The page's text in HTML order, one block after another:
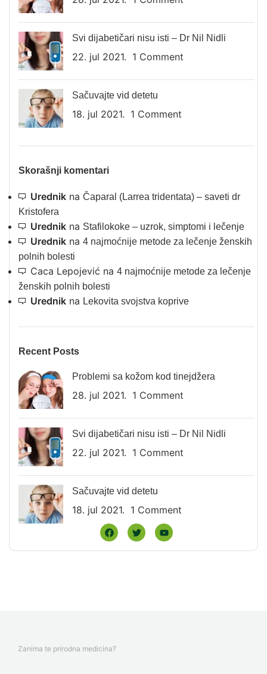
Svi dijabetičari nisu isti – Dr Nil Nidli
22. jul 2021. 1 Comment
Sačuvajte vid detetu
18. jul 2021. 1 Comment
Skorašnji komentari
Urednik na Čaparal (Larrea tridentata) – saveti dr
Kristofera
Urednik na Stafilokoke – uzrok, simptomi i lečenje
Urednik na 4 najmoćnije metode za lečenje ženskih
polnih bolesti
Caca Lepojević na 4 najmoćnije metode za lečenje
ženskih polnih bolesti
Urednik na Lekovita svojstva koprive
Recent Posts
Problemi sa kožom kod tinejdžera
28. jul 2021. 1 Comment
Svi dijabetičari nisu isti – Dr Nil Nidli
22. jul 2021. 1 Comment
Sačuvajte vid detetu
18. jul 2021. 1 Comment
Zanima te prirodna medicina?